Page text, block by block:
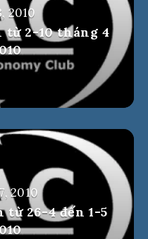
2010
2-10 tháng 4
2010
26-4 đến 1-5